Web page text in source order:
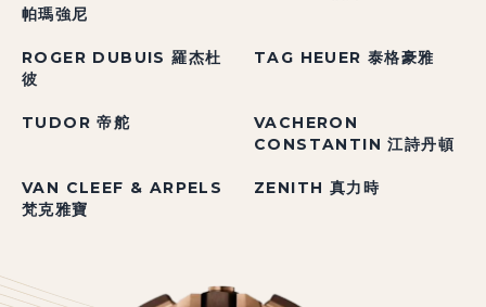
帕瑪強尼
ROGER DUBUIS 羅杰杜
彼
TAG HEUER 泰格豪雅
TUDOR 帝舵
VACHERON
CONSTANTIN 江詩丹頓
VAN CLEEF & ARPELS
梵克雅寶
ZENITH 真力時